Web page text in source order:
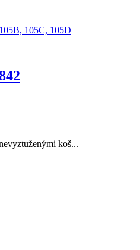
105B, 105C, 105D
koš...